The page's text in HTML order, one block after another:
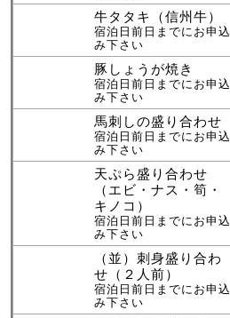
牛タタキ（信州牛）
宿泊日前日までにお申込
み下さい
豚しょうが焼き
宿泊日前日までにお申込
み下さい
馬刺しの盛り合わせ
宿泊日前日までにお申込
み下さい
天ぷら盛り合わせ
（エビ・ナス・筍・
キノコ）
宿泊日前日までにお申込
み下さい
（並）刺身盛り合わ
せ（２人前）
宿泊日前日までにお申込
み下さい